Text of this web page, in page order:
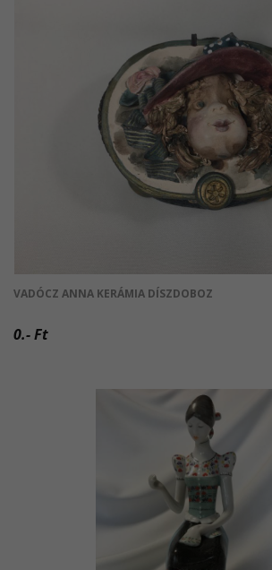
VADÓCZ ANNA KERÁMIA DÍSZDOBOZ
0.- Ft